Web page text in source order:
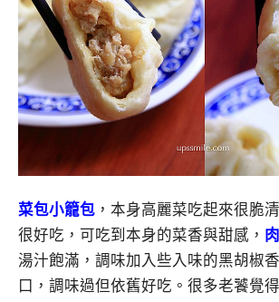
菜包小籠包 ，本身高麗菜吃起來很脆
很好吃，可吃到本身的菜香與甜感，
湯汁飽滿，調味加入些入味的黑胡椒
口，調味過但依舊好吃。很多老饕覺